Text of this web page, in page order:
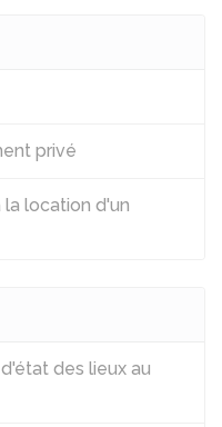
privé
la location d'un
des lieux au